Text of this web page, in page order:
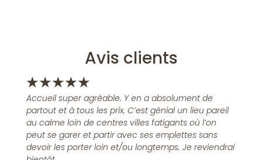
Avis clients
★★★★★
Accueil super agréable. Y en a absolument de
partout et à tous les prix. C’est génial un lieu pareil
au calme loin de centres villes fatigants où l’on
peut se garer et partir avec ses emplettes sans
devoir les porter loin et/ou longtemps. Je reviendrai